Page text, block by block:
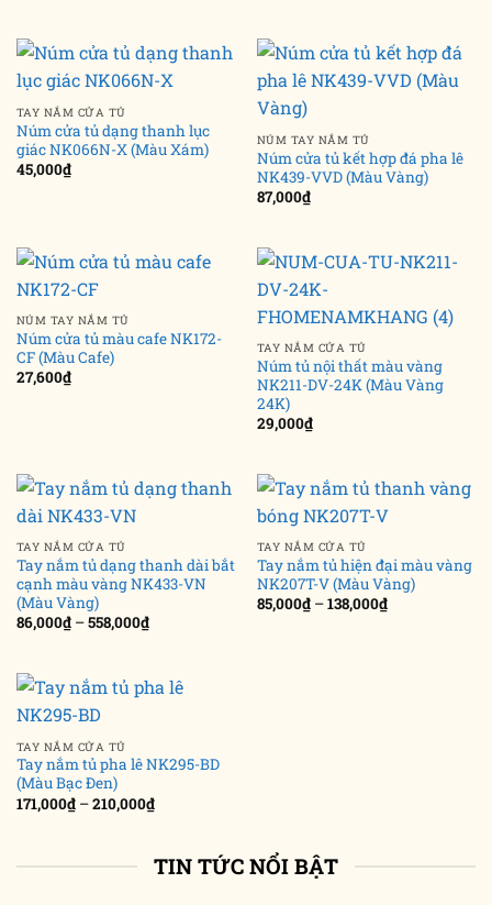
TAY NẮM CỬA TỦ
Núm cửa tủ dạng thanh lục
giác NK066N-X (Màu Xám)
45,000₫
NÚM TAY NẮM TỦ
Núm cửa tủ kết hợp đá pha lê
NK439-VVD (Màu Vàng)
87,000₫
NÚM TAY NẮM TỦ
Núm cửa tủ màu cafe NK172-
CF (Màu Cafe)
27,600₫
TAY NẮM CỬA TỦ
Núm tủ nội thất màu vàng
NK211-DV-24K (Màu Vàng
24K)
29,000₫
TAY NẮM CỬA TỦ
Tay nắm tủ dạng thanh dài bắt
cạnh màu vàng NK433-VN
(Màu Vàng)
86,000₫ –558,000₫Khoảng
giá:
đến
558,000₫
TAY NẮM CỬA TỦ
Tay nắm tủ hiện đại màu vàng
NK207T-V (Màu Vàng)
85,000₫ –138,000₫Khoảng
giá:
TAY NẮM CỬA TỦ
Tay nắm tủ pha lê NK295-BD
(Màu Bạc Đen)
171,000₫ –210,000₫Khoảng
giá:
đến
210,000₫
TIN TỨC NỔI BẬT